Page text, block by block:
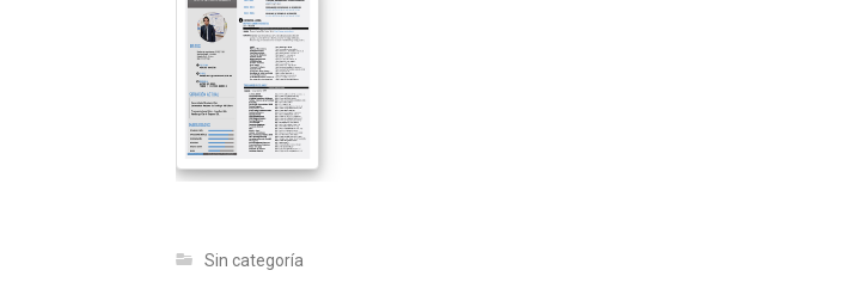
Sin categoría